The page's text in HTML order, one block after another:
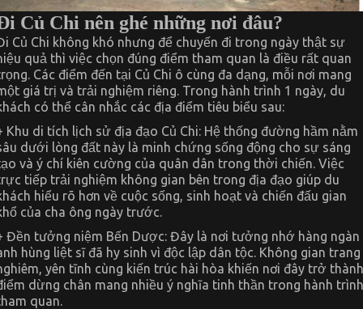
Củ Chi nên ghé những nơi đâu?
Củ Chi không khó nhưng để chuyến đi trong ngày thật sự
quả thì việc chọn đúng điểm tham quan là điều rất quan
Các điểm đến tại Củ Chi ô cùng đa dạng, mỗi nơi mang
giá trị và trải nghiệm riêng. Trong hành trình 1 ngày, du
có thể cân nhắc các địa điểm tiêu biểu sau:
Khu di tích lịch sử địa đạo Củ Chi: Hệ thống đường hầm nằm
dưới lòng đất này là minh chứng sống động cho sự sáng
và ý chí kiên cường của quân dân trong thời chiến. Việc
tiếp trải nghiệm không gian bên trong địa đạo giúp du
hiểu rõ hơn về cuộc sống, sinh hoạt và chiến đấu gian
của cha ông ngày trước.
Đền tưởng niệm Bến Dược: Đây là nơi tưởng nhớ hàng ngàn
hùng liệt sĩ đã hy sinh vì độc lập dân tộc. Không gian trang
yên tĩnh cùng kiến trúc hài hòa khiến nơi đây trở thành
dừng chân mang nhiều ý nghĩa tinh thần trong hành trình
quan.